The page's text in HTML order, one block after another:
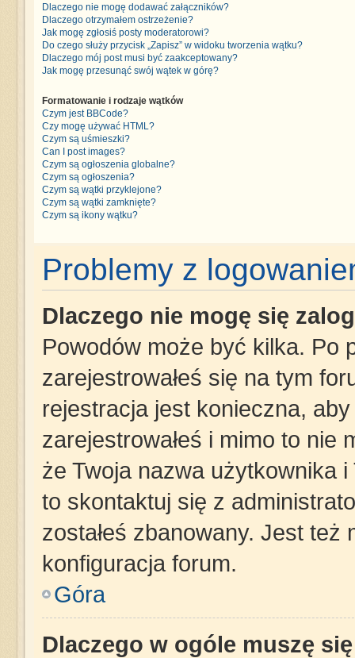
Dlaczego nie mogę dodawać załączników?
Dlaczego otrzymałem ostrzeżenie?
Jak mogę zgłosiś posty moderatorowi?
Do czego służy przycisk „Zapisz” w widoku tworzenia wątku?
Dlaczego mój post musi być zaakceptowany?
Jak mogę przesunąć swój wątek w górę?
Formatowanie i rodzaje wątków
Czym jest BBCode?
Czy mogę używać HTML?
Czym są uśmieszki?
Can I post images?
Czym są ogłoszenia globalne?
Czym są ogłoszenia?
Czym są wątki przyklejone?
Czym są wątki zamknięte?
Czym są ikony wątku?
Problemy z
Dlaczego nie mogę się
Powodów może być kilka. Po
zarejestrowałeś się na tym
rejestracja jest konieczna,
zarejestrowałeś i mimo to nie
że Twoja nazwa użytkownika i
to skontaktuj się z
zostałeś zbanowany. Jest też
konfiguracja forum.
Góra
Dlaczego w ogóle muszę